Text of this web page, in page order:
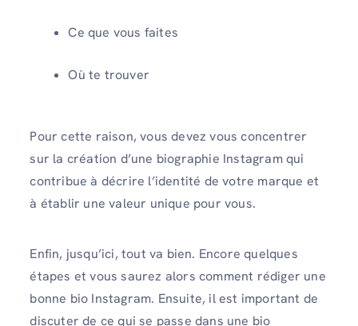
Ce que vous faites
Où te trouver
Pour cette raison, vous devez vous concentrer
sur la création d’une biographie Instagram qui
contribue à décrire l’identité de votre marque et
à établir une valeur unique pour vous.
Enfin, jusqu’ici, tout va bien. Encore quelques
étapes et vous saurez alors comment rédiger une
bonne bio Instagram. Ensuite, il est important de
discuter de ce qui se passe dans une bio